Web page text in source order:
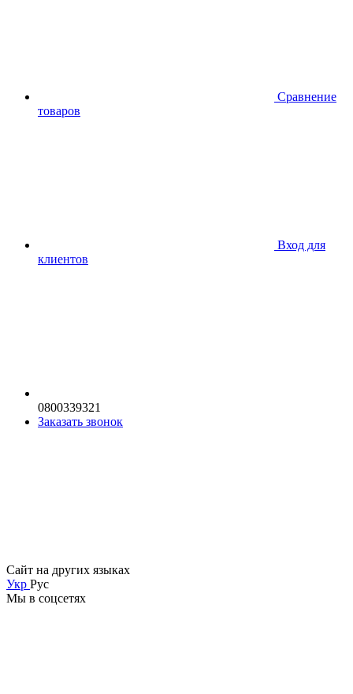
Сравнение
товаров
Вход для
клиентов
0800339321
Заказать звонок
Сайт на других языках
Укр Рус
Мы в соцсетях